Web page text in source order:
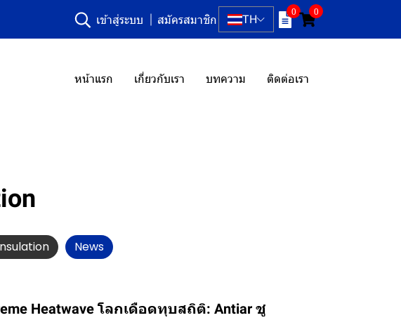
เข้าสู่ระบบ สมัครสมาชิก TH
0 0
หน้าแรก เกี่ยวกับเรา บทความ ติดต่อเรา
News
Heatwave โลกเดือดทุบสถิติ: Antiar ชู